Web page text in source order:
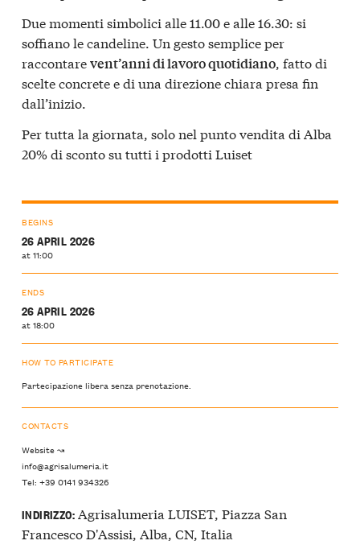
Due momenti simbolici alle 11.00 e alle 16.30: si
soffiano le candeline. Un gesto semplice per
raccontarevent’anni di lavoro quotidiano, fatto di
scelte concrete e di una direzione chiara presa fin
dall’inizio.
Per tutta la giornata, solo nel punto vendita di Alba
20% di sconto su tutti i prodotti Luiset
BEGINS
26 APRIL 2026
at 11:00
ENDS
26 APRIL 2026
at 18:00
HOW TO PARTICIPATE
Partecipazione libera senza prenotazione.
CONTACTS
Website ↝
info@agrisalumeria.it
Tel: +39 0141 934326
INDIRIZZO:Agrisalumeria LUISET, Piazza San
Francesco D'Assisi, Alba, CN, Italia